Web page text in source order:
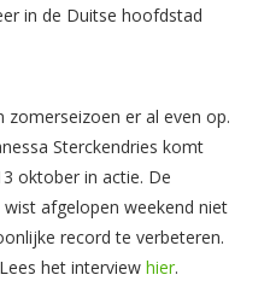
in de Duitse hoofdstad
er al even op.
Sterckendries komt
oktober in actie. De
afgelopen weekend niet
record te verbeteren.
het interview hier.